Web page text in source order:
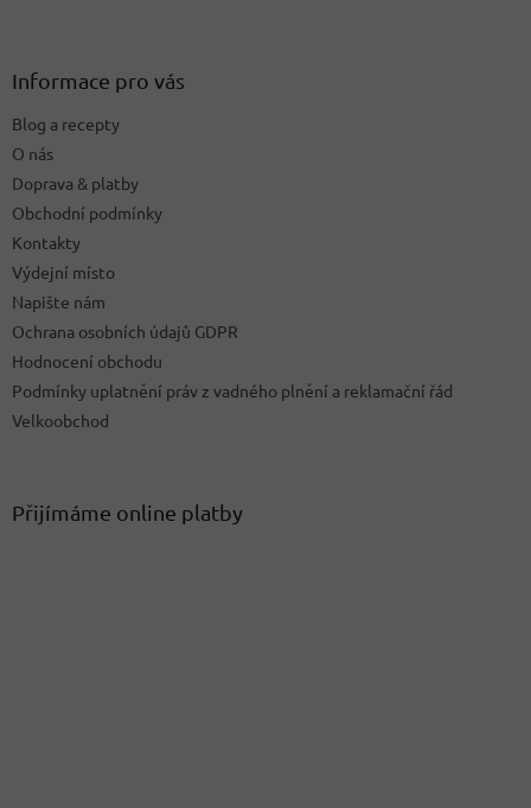
Informace pro vás
Blog a recepty
O nás
Doprava & platby
Obchodní podmínky
Kontakty
Výdejní místo
Napište nám
Ochrana osobních údajů GDPR
Hodnocení obchodu
Podmínky uplatnění práv z vadného plnění a reklamační řád
Velkoobchod
Přijímáme online platby